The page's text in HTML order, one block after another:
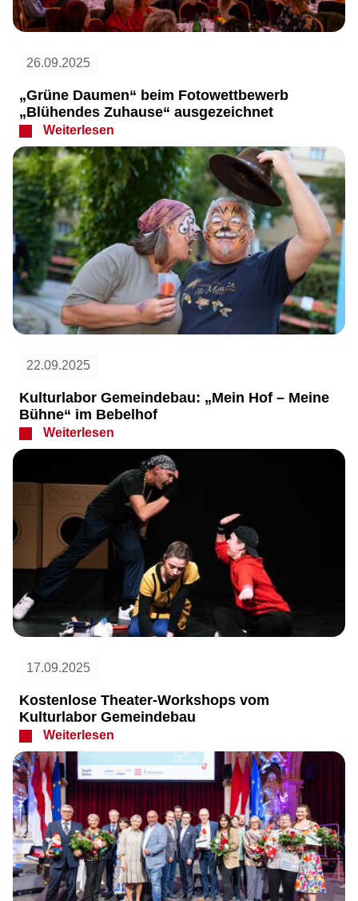
26.09.2025
„Grüne Daumen“ beim Fotowettbewerb
„Blühendes Zuhause“ ausgezeichnet
Weiterlesen
22.09.2025
Kulturlabor Gemeindebau: „Mein Hof – Meine
Bühne“ im Bebelhof
Weiterlesen
17.09.2025
Kostenlose Theater-Workshops vom
Kulturlabor Gemeindebau
Weiterlesen